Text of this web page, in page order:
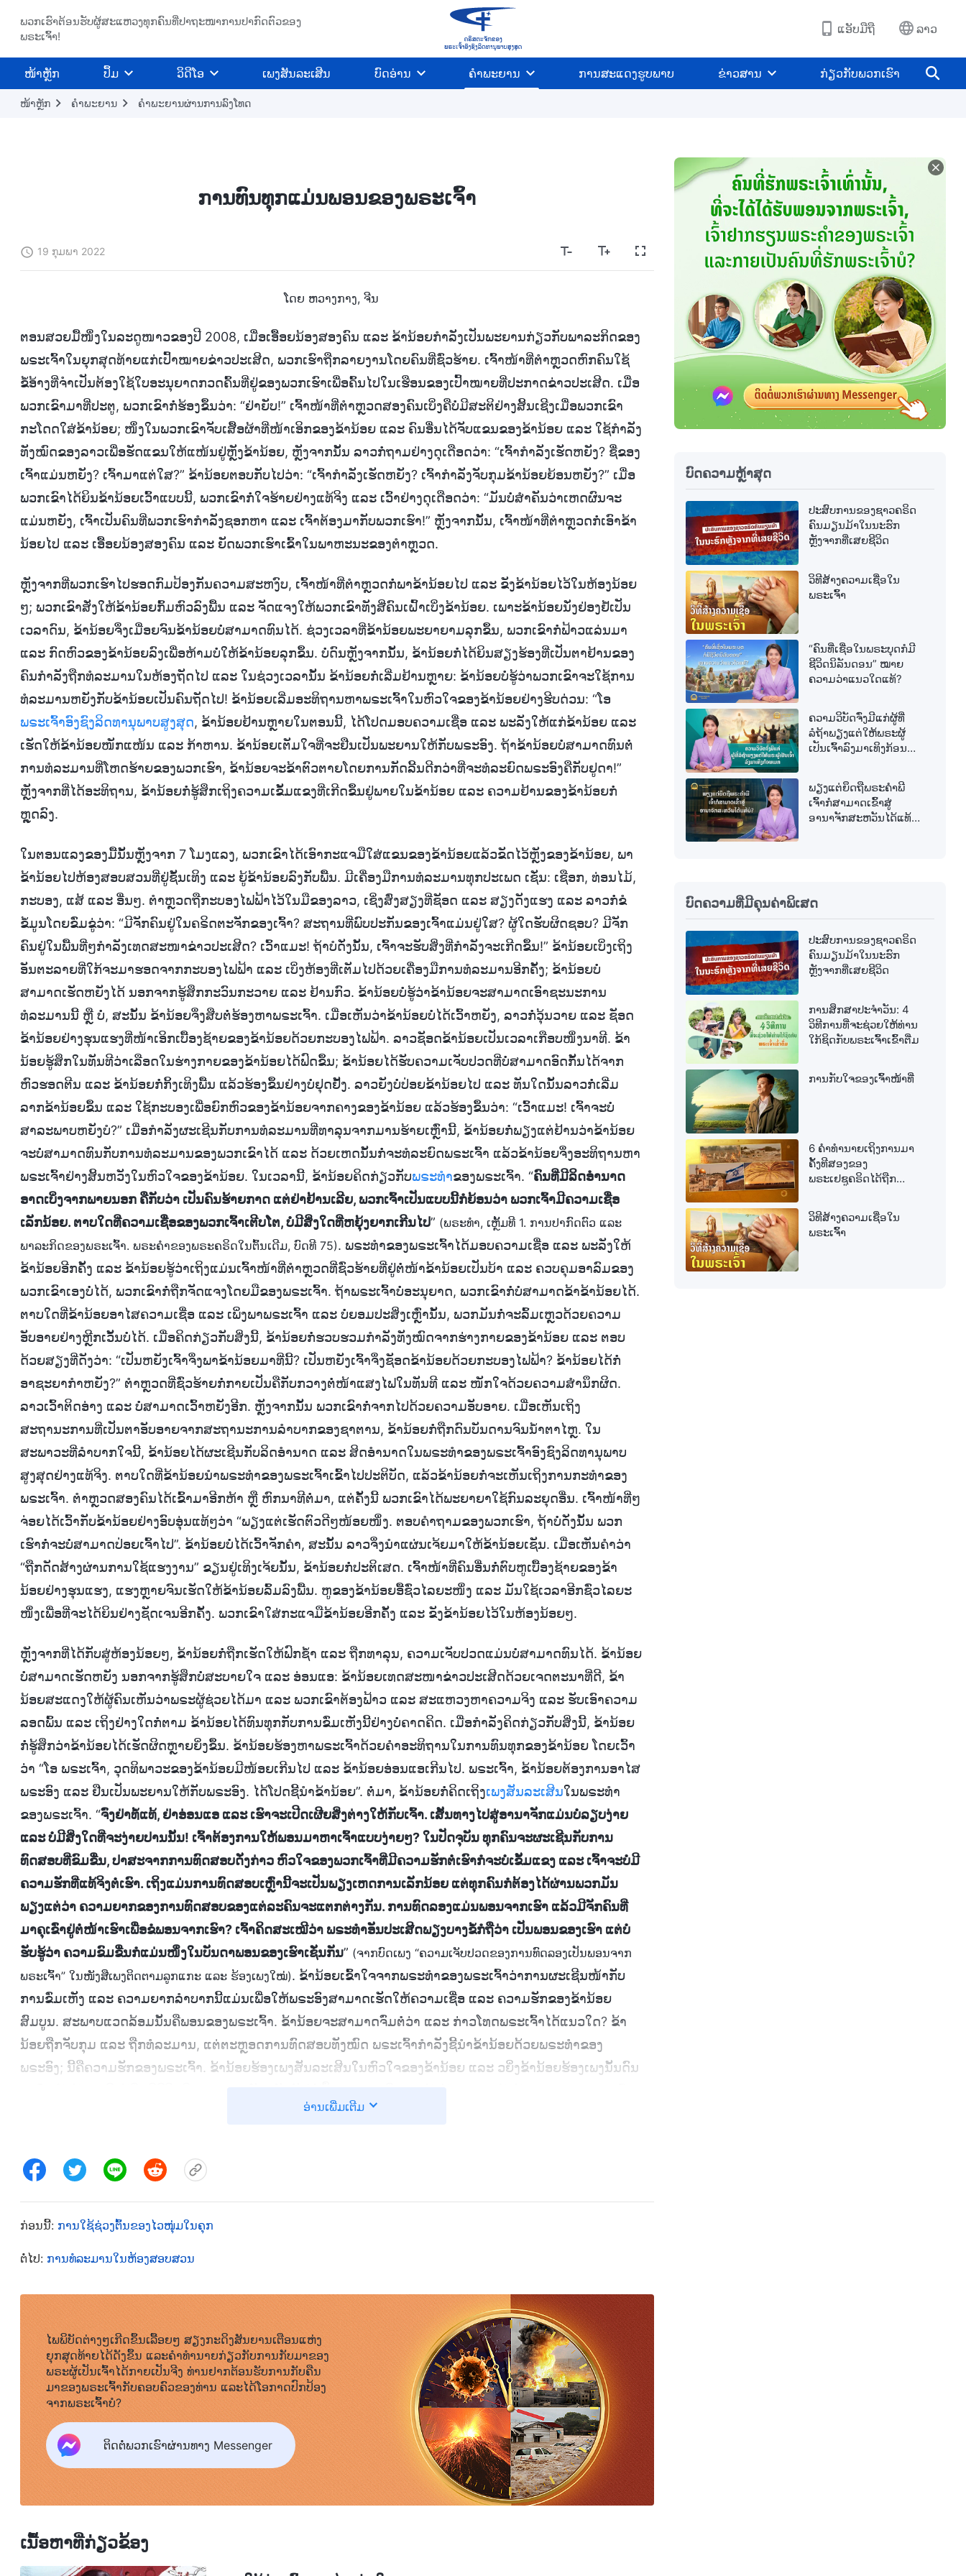
ພວກເຮົາຕ້ອນຮັບຜູ້ສະແຫວງທຸກຄົນທີ່ປາຖະໜາການປາກົດຕົວຂອງ
ພຣະເຈົ້າ!
ແອັບມືຖື ລາວ
​ໜ້າຫຼັກ ປຶ້ມ ວິ​ດີ​ໂອ ເພງສັນລະເສີນ ບົດອ່ານ ຄຳພະຍານ ການສະແດງຮູບພາບ ຂ່າວສານ ກ່ຽວກັບພວກເຮົາ
ໜ້າຫຼັກ ຄຳພະຍານ ຄໍາພະຍານຜ່ານການລົງໂທດ
ການທົນທຸກແມ່ນພອນຂອງພຣະເຈົ້າ
19 ກຸມພາ 2022
ໂດຍ ຫວາງກາງ, ຈີນ
ຕອນສວຍມື້ໜຶ່ງໃນລະດູໜາວຂອງປີ 2008, ເມື່ອເອື້ອຍນ້ອງສອງຄົນ ແລະ ຂ້ານ້ອຍກຳລັງເປັນພະຍານກ່ຽວກັບພາລະກິດຂອງ
ພຣະເຈົ້າໃນຍຸກສຸດທ້າຍແກ່ເປົ້າໝາຍຂ່າວປະເສີດ, ພວກເຮົາຖືກລາຍງານໂດຍຄົນທີ່ຊົ່ວຮ້າຍ. ເຈົ້າໜ້າທີ່ຕຳຫຼວດຫົກຄົນໃຊ້
ຂໍ້ອ້າງທີ່ຈຳເປັນຕ້ອງໃຊ້ໃບອະນຸຍາດກວດຄົ້ນທີ່ຢູ່ຂອງພວກເຮົາເພື່ອຄົ້ນໄປໃນເຮືອນຂອງເປົ້າໝາຍທີ່ປະກາດຂ່າວປະເສີດ. ເມື່ອ
ພວກເຂົາມາທີ່ປະຕູ, ພວກເຂົາກໍ່ຮ້ອງຂຶ້ນວ່າ: “ຢ່າຍັບ!” ເຈົ້າໜ້າທີ່ຕໍາຫຼວດສອງຄົນເບິ່ງຄືບໍ່ມີສະຕິຢ່າງສິ້ນເຊີງເມື່ອພວກເຂົາ
ກະໂດດໃສ່ຂ້ານ້ອຍ; ໜຶ່ງໃນພວກເຂົາຈັບເສື້ອຜ້າທີ່ໜ້າເອິກຂອງຂ້ານ້ອຍ ແລະ ຄົນອື່ນໄດ້ຈັບແຂນຂອງຂ້ານ້ອຍ ແລະ ໃຊ້ກຳລັງ
ທັງໝົດຂອງລາວເພື່ອຮັດແຂນໃຫ້ແໜ້ນຢູ່ຫຼັງຂ້ານ້ອຍ, ຫຼັງຈາກນັ້ນ ລາວກໍ່ຖາມຢ່າງດຸເດືອດວ່າ: “ເຈົ້າກຳລັງເຮັດຫຍັງ? ຊື່ຂອງ
ເຈົ້າແມ່ນຫຍັງ? ເຈົ້າມາແຕ່ໃສ?” ຂ້ານ້ອຍຕອບກັບໄປວ່າ: “ເຈົ້າກຳລັງເຮັດຫຍັງ? ເຈົ້າກຳລັງຈັບກຸມຂ້ານ້ອຍຍ້ອນຫຍັງ?” ເມື່ອ
ພວກເຂົາໄດ້ຍິນຂ້ານ້ອຍເວົ້າແບບນີ້, ພວກເຂົາກໍ່ໃຈຮ້າຍຢ່າງແທ້ຈິງ ແລະ ເວົ້າຢ່າງດຸເດືອດວ່າ: “ມັນບໍ່ສຳຄັນວ່າເຫດຜົນຈະ
ແມ່ນຫຍັງ, ເຈົ້າເປັນຄົນທີ່ພວກເຮົາກຳລັງຊອກຫາ ແລະ ເຈົ້າຕ້ອງມາກັບພວກເຮົາ!” ຫຼັງຈາກນັ້ນ, ເຈົ້າໜ້າທີ່ຕໍາຫຼວດກໍ່ເອົາຂ້າ
ນ້ອຍໄປ ແລະ ເອື້ອຍນ້ອງສອງຄົນ ແລະ ຍັດພວກເຮົາເຂົ້າໃນພາຫະນະຂອງຕໍາຫຼວດ.
ຫຼັງຈາກທີ່ພວກເຮົາໄປຮອດກົມປ້ອງກັນຄວາມສະຫງົບ, ເຈົ້າໜ້າທີ່ຕໍາຫຼວດກໍ່ພາຂ້ານ້ອຍໄປ ແລະ ຂັງຂ້ານ້ອຍໄວ້ໃນຫ້ອງນ້ອຍ
ໆ; ພວກເຂົາສັ່ງໃຫ້ຂ້ານ້ອຍກົ້ມຫົວລົງພື້ນ ແລະ ຈັດແຈງໃຫ້ພວກເຂົາທັງສີ່ຄົນເຝົ້າເບິ່ງຂ້ານ້ອຍ. ເພາະຂ້ານ້ອຍນັ່ງຢ່ອງຢໍ້ເປັນ
ເວລາດົນ, ຂ້ານ້ອຍຈຶ່ງເມື່ອຍຈົນຂ້ານ້ອຍບໍ່ສາມາດທົນໄດ້. ຊ່ວງເວລາທີ່ຂ້ານ້ອຍພະຍາຍາມລຸກຂຶ້ນ, ພວກເຂົາກໍ່ຟ້າວແລ່ນມາ
ແລະ ກົດຫົວຂອງຂ້ານ້ອຍລົງເພື່ອຫ້າມບໍ່ໃຫ້ຂ້ານ້ອຍລຸກຂຶ້ນ. ບໍ່ດົນຫຼັງຈາກນັ້ນ, ຂ້ານ້ອຍກໍ່ໄດ້ຍິນສຽງຮ້ອງທີ່ເປັນຕາຢ້ານຂອງ
ຄົນກຳລັງຖືກທໍລະມານໃນຫ້ອງຖັດໄປ ແລະ ໃນຊ່ວງເວລານັ້ນ ຂ້ານ້ອຍກໍ່ເລີ່ມຢ້ານຫຼາຍ: ຂ້ານ້ອຍບໍ່ຮູ້ວ່າພວກເຂົາຈະໃຊ້ການ
ທໍລະມານຫຍັງກັບຂ້ານ້ອຍເປັນຄົນຖັດໄປ! ຂ້ານ້ອຍເລີ່ມອະທິຖານຫາພຣະເຈົ້າໃນຫົວໃຈຂອງຂ້ານ້ອຍຢ່າງຮີບດ່ວນ: “ໂອ
ພຣະເຈົ້າອົງຊົງລິດທານຸພາບສູງສຸດ, ຂ້ານ້ອຍຢ້ານຫຼາຍໃນຕອນນີ້, ໄດ້ໂປດມອບຄວາມເຊື່ອ ແລະ ພະລັງໃຫ້ແກ່ຂ້ານ້ອຍ ແລະ
ເຮັດໃຫ້ຂ້ານ້ອຍໜັກແໜ້ນ ແລະ ກ້າຫານ. ຂ້ານ້ອຍເຕັມໃຈທີ່ຈະຢືນເປັນພະຍານໃຫ້ກັບພຣະອົງ. ຖ້າຂ້ານ້ອຍບໍ່ສາມາດທົນຕໍ່
ການທໍລະມານທີ່ໂຫດຮ້າຍຂອງພວກເຮົາ, ຂ້ານ້ອຍຈະຂ້າຕົວຕາຍໂດຍການກັດລີ້ນດີກວ່າທີ່ຈະທໍລະຍົດພຣະອົງຄືກັບຢູດາ!”
ຫຼັງຈາກທີ່ໄດ້ອະທິຖານ, ຂ້ານ້ອຍກໍ່ຮູ້ສຶກເຖິງຄວາມເຂັ້ມແຂງທີ່ເກີດຂຶ້ນຢູ່ພາຍໃນຂ້ານ້ອຍ ແລະ ຄວາມຢ້ານຂອງຂ້ານ້ອຍກໍ່
ຫຼຸດລົງ.
ໃນຕອນແລງຂອງມື້ນັ້ນຫຼັງຈາກ 7 ໂມງແລງ, ພວກເຂົາໄດ້ເອົາກະແຈມືໃສ່ແຂນຂອງຂ້ານ້ອຍແລ້ວຂັດໄວ້ຫຼັງຂອງຂ້ານ້ອຍ, ພາ
ຂ້ານ້ອຍໄປຫ້ອງສອບສວນທີ່ຢູ່ຊັ້ນເທິງ ແລະ ຍູ້ຂ້ານ້ອຍລົງກັບພື້ນ. ມີເຄື່ອງມືການທໍລະມານທຸກປະເພດ ເຊັ່ນ: ເຊືອກ, ທ່ອນໄມ້,
ກະບອງ, ແສ້ ແລະ ອື່ນໆ. ຕໍາຫຼວດຖືກະບອງໄຟຟ້າໄວ້ໃນມືຂອງລາວ, ເຊິ່ງສົ່ງສຽງທີ່ຊັອດ ແລະ ສຽງດັງແຮງ ແລະ ລາວກໍ່ຂໍ
ຂໍ້ມູນໂດຍຂົ່ມຂູ່ວ່າ: “ມີຈັກຄົນຢູ່ໃນຄຣິດຕະຈັກຂອງເຈົ້າ? ສະຖານທີ່ພົບປະກັນຂອງເຈົ້າແມ່ນຢູ່ໃສ? ຜູ້ໃດຮັບຜິດຊອບ? ມີຈັກ
ຄົນຢູ່ໃນພື້ນທີ່ໆກຳລັງເທດສະໜາຂ່າວປະເສີດ? ເວົ້າແມະ! ຖ້າບໍດັ່ງນັ້ນ, ເຈົ້າຈະຮັບສິ່ງທີ່ກຳລັງຈະເກີດຂຶ້ນ!” ຂ້ານ້ອຍເບິ່ງເຖິງ
ອັນຕະລາຍທີ່ໃກ້ຈະມາຮອດຈາກກະບອງໄຟຟ້າ ແລະ ເບິ່ງຫ້ອງທີ່ເຕັມໄປດ້ວຍເຄື່ອງມືການທໍລະມານອີກຄັ້ງ; ຂ້ານ້ອຍບໍ່
ສາມາດເຮັດຫຍັງໄດ້ ນອກຈາກຮູ້ສຶກກະວົນກະວາຍ ແລະ ຢ້ານກົວ. ຂ້ານ້ອຍບໍ່ຮູ້ວ່າຂ້ານ້ອຍຈະສາມາດເອົາຊະນະການ
ທໍລະມານນີ້ ຫຼື ບໍ່, ສະນັ້ນ ຂ້ານ້ອຍຈຶ່ງສືບຕໍ່ຮ້ອງຫາພຣະເຈົ້າ. ເມື່ອເຫັນວ່າຂ້ານ້ອຍບໍ່ໄດ້ເວົ້າຫຍັງ, ລາວກໍ່ວຸ້ນວາຍ ແລະ ຊັອດ
ຂ້ານ້ອຍຢ່າງຮຸນແຮງທີ່ໜ້າເອິກເບື້ອງຊ້າຍຂອງຂ້ານ້ອຍດ້ວຍກະບອງໄຟຟ້າ. ລາວຊັອດຂ້ານ້ອຍເປັນເວລາເກືອບໜຶ່ງນາທີ. ຂ້າ
ນ້ອຍຮູ້ສຶກໃນທັນທີວ່າເລືອດໃນຮ່າງກາຍຂອງຂ້ານ້ອຍໄດ້ຟົດຂຶ້ນ; ຂ້ານ້ອຍໄດ້ຮັບຄວາມເຈັບປວດທີ່ບໍ່ສາມາດອົດກັ້ນໄດ້ຈາກ
ຫົວຮອດຕີນ ແລະ ຂ້ານ້ອຍກໍ່ກິ້ງເທິງພື້ນ ແລ້ວຮ້ອງຂຶ້ນຢ່າງບໍ່ຢຸດຢັ້ງ. ລາວຍັງບໍ່ປ່ອຍຂ້ານ້ອຍໄປ ແລະ ທັນໃດນັ້ນລາວກໍ່ເລີ່ມ
ລາກຂ້ານ້ອຍຂຶ້ນ ແລະ ໃຊ້ກະບອງເພື່ອຍົກຫົວຂອງຂ້ານ້ອຍຈາກຄາງຂອງຂ້ານ້ອຍ ແລ້ວຮ້ອງຂຶ້ນວ່າ: “ເວົ້າແມະ! ເຈົ້າຈະບໍ່
ສາລະພາບຫຍັງບໍ?” ເມື່ອກຳລັງຜະເຊີນກັບການທໍລະມານທີ່ທາລຸນຈາກມານຮ້າຍເຫຼົ່ານີ້, ຂ້ານ້ອຍກໍ່ພຽງແຕ່ຢ້ານວ່າຂ້ານ້ອຍ
ຈະບໍ່ສາມາດທົນກັບການທໍລະມານຂອງພວກເຂົາໄດ້ ແລະ ດ້ວຍເຫດນັ້ນກໍ່ຈະທໍລະຍົດພຣະເຈົ້າ ແລ້ວຂ້ານ້ອຍຈຶ່ງອະທິຖານຫາ
ພຣະເຈົ້າຢ່າງສິ້ນຫວັງໃນຫົວໃຈຂອງຂ້ານ້ອຍ. ໃນເວລານີ້, ຂ້ານ້ອຍຄິດກ່ຽວກັບພຣະທຳຂອງພຣະເຈົ້າ. “ຄົນທີ່ມີລິດອຳນາດ
ອາດເບິ່ງຈາກພາຍນອກ ຄືກັບວ່າ ເປັນຄົນຮ້າຍກາດ ແຕ່ຢ່າຢ້ານເລີຍ, ພວກເຈົ້າເປັນແບບນີ້ກໍຍ້ອນວ່າ ພວກເຈົ້າມີຄວາມເຊື່ອ
ເລັກນ້ອຍ. ຕາບໃດທີ່ຄວາມເຊື່ອຂອງພວກເຈົ້າເຕີບໂຕ, ບໍ່ມີສິ່ງໃດທີ່ຫຍຸ້ງຍາກເກີນໄປ” (ພຣະທຳ, ເຫຼັ້ມທີ 1. ການປາກົດຕົວ ແລະ
ພາລະກິດຂອງພຣະເຈົ້າ. ພຣະຄຳຂອງພຣະຄຣິດໃນຕົ້ນເດີມ, ບົດທີ 75). ພຣະທຳຂອງພຣະເຈົ້າໄດ້ມອບຄວາມເຊື່ອ ແລະ ພະລັງໃຫ້
ຂ້ານ້ອຍອີກຄັ້ງ ແລະ ຂ້ານ້ອຍຮູ້ວ່າເຖິງແມ່ນເຈົ້າໜ້າທີ່ຕໍາຫຼວດທີ່ຊົ່ວຮ້າຍທີ່ຢູ່ຕໍ່ໜ້າຂ້ານ້ອຍເປັນບ້າ ແລະ ຄວບຄຸມອາລົມຂອງ
ພວກເຂົາເອງບໍ່ໄດ້, ພວກເຂົາກໍ່ຖືກຈັດແຈງໂດຍມືຂອງພຣະເຈົ້າ. ຖ້າພຣະເຈົ້າບໍ່ອະນຸຍາດ, ພວກເຂົາກໍ່ບໍ່ສາມາດຂ້າຂ້ານ້ອຍໄດ້.
ຕາບໃດທີ່ຂ້ານ້ອຍອາໄສຄວາມເຊື່ອ ແລະ ເພິ່ງພາພຣະເຈົ້າ ແລະ ບໍ່ຍອມປະສິ່ງເຫຼົ່ານັ້ນ, ພວກມັນກໍ່ຈະລົ້ມເຫຼວດ້ວຍຄວາມ
ອັບອາຍຢ່າງຫຼີກເວັ້ນບໍ່ໄດ້. ເມື່ອຄິດກ່ຽວກັບສິ່ງນີ້, ຂ້ານ້ອຍກໍ່ຮວບຮວມກຳລັງທັງໝົດຈາກຮ່າງກາຍຂອງຂ້ານ້ອຍ ແລະ ຕອບ
ດ້ວຍສຽງທີ່ດັງວ່າ: “ເປັນຫຍັງເຈົ້າຈຶ່ງພາຂ້ານ້ອຍມາທີ່ນີ້? ເປັນຫຍັງເຈົ້າຈຶ່ງຊັອດຂ້ານ້ອຍດ້ວຍກະບອງໄຟຟ້າ? ຂ້ານ້ອຍໄດ້ກໍ່
ອາຊະຍາກຳຫຍັງ?” ຕໍາຫຼວດທີ່ຊົ່ວຮ້າຍກໍ່ກາຍເປັນຄືກັບກວາງຕໍ່ໜ້າແສງໄຟໃນທັນທີ ແລະ ໜັກໃຈດ້ວຍຄວາມສຳນຶກຜິດ.
ລາວເວົ້າຕິດອ່າງ ແລະ ບໍ່ສາມາດເວົ້າຫຍັງອີກ. ຫຼັງຈາກນັ້ນ ພວກເຂົາກໍ່ຈາກໄປດ້ວຍຄວາມອັບອາຍ. ເມື່ອເຫັນເຖິງ
ສະຖານະການທີ່ເປັນຕາອັບອາຍຈາກສະຖານະການລຳບາກຂອງຊາຕານ, ຂ້ານ້ອຍກໍ່ຖືກດົນບັນດານຈົນນໍ້າຕາໄຫຼ. ໃນ
ສະພາວະທີ່ລຳບາກໃຈນີ້, ຂ້ານ້ອຍໄດ້ຜະເຊີນກັບລິດອຳນາດ ແລະ ສິດອຳນາດໃນພຣະທຳຂອງພຣະເຈົ້າອົງຊົງລິດທານຸພາບ
ສູງສຸດຢ່າງແທ້ຈິງ. ຕາບໃດທີ່ຂ້ານ້ອຍນໍາພຣະທຳຂອງພຣະເຈົ້າເຂົ້າໄປປະຕິບັດ, ແລ້ວຂ້ານ້ອຍກໍ່ຈະເຫັນເຖິງການກະທຳຂອງ
ພຣະເຈົ້າ. ຕໍາຫຼວດສອງຄົນໄດ້ເຂົ້າມາອີກຫ້າ ຫຼື ຫົກນາທີຕໍ່ມາ, ແຕ່ຄັ້ງນີ້ ພວກເຂົາໄດ້ພະຍາຍາໃຊ້ກົນລະຍຸດອື່ນ. ເຈົ້າໜ້າທີ່ໆ
ຈ່ອຍໄດ້ເວົ້າກັບຂ້ານ້ອຍຢ່າງອົບອຸ່ນແທ້ໆວ່າ “ພຽງແຕ່ເຮັດຕົວດີໆໜ້ອຍໜຶ່ງ. ຕອບຄຳຖາມຂອງພວກເຮົາ, ຖ້າບໍ່ດັ່ງນັ້ນ ພວກ
ເຮົາກໍ່ຈະບໍ່ສາມາດປ່ອຍເຈົ້າໄປ”. ຂ້ານ້ອຍບໍ່ໄດ້ເວົ້າຈັກຄຳ, ສະນັ້ນ ລາວຈຶ່ງນໍາແຜ່ນເຈ້ຍມາໃຫ້ຂ້ານ້ອຍເຊັນ. ເມື່ອເຫັນຄຳວ່າ
“ຖືກດັດສ້າງຜ່ານການໃຊ້ແຮງງານ” ຂຽນຢູ່ເທິງເຈ້ຍນັ້ນ, ຂ້ານ້ອຍກໍ່ປະຕິເສດ. ເຈົ້າໜ້າທີ່ຄົນອື່ນກໍ່ຕົບຫູເບື້ອງຊ້າຍຂອງຂ້າ
ນ້ອຍຢ່າງຮຸນແຮງ, ແຮງຫຼາຍຈົນເຮັດໃຫ້ຂ້ານ້ອຍລົ້ມລົງພື້ນ. ຫູຂອງຂ້ານ້ອຍອື້ຊົ່ວໄລຍະໜຶ່ງ ແລະ ມັນໃຊ້ເວລາອີກຊົ່ວໄລຍະ
ໜຶ່ງເພື່ອທີ່ຈະໄດ້ຍິນຢ່າງຊັດເຈນອີກຄັ້ງ. ພວກເຂົາໃສ່ກະແຈມືຂ້ານ້ອຍອີກຄັ້ງ ແລະ ຂັງຂ້ານ້ອຍໄວ້ໃນຫ້ອງນ້ອຍໆ.
ຫຼັງຈາກທີ່ໄດ້ກັບສູ່ຫ້ອງນ້ອຍໆ, ຂ້ານ້ອຍກໍ່ຖືກເຮັດໃຫ້ຟົກຊ້ຳ ແລະ ຖືກທາລຸນ, ຄວາມເຈັບປວດແມ່ນບໍ່ສາມາດທົນໄດ້. ຂ້ານ້ອຍ
ບໍ່ສາມາດເຮັດຫຍັງ ນອກຈາກຮູ້ສຶກບໍ່ສະບາຍໃຈ ແລະ ອ່ອນແອ: ຂ້ານ້ອຍເທດສະໜາຂ່າວປະເສີດດ້ວຍເຈດຕະນາທີ່ດີ, ຂ້າ
ນ້ອຍສະແດງໃຫ້ຜູ້ຄົນເຫັນວ່າພຣະຜູ້ຊ່ວຍໄດ້ມາ ແລະ ພວກເຂົາຕ້ອງຟ້າວ ແລະ ສະແຫວງຫາຄວາມຈິງ ແລະ ຮັບເອົາຄວາມ
ລອດພົ້ນ ແລະ ເຖິງຢ່າງໃດກໍ່ຕາມ ຂ້ານ້ອຍໄດ້ທົນທຸກກັບການຂົ່ມເຫັງນີ້ຢ່າງບໍ່ຄາດຄິດ. ເມື່ອກຳລັງຄິດກ່ຽວກັບສິ່ງນີ້, ຂ້ານ້ອຍ
ກໍ່ຮູ້ສຶກວ່າຂ້ານ້ອຍໄດ້ເຮັດຜິດຫຼາຍຍິ່ງຂຶ້ນ. ຂ້ານ້ອຍຮ້ອງຫາພຣະເຈົ້າດ້ວຍຄຳອະທິຖານໃນການທົນທຸກຂອງຂ້ານ້ອຍ ໂດຍເວົ້າ
ວ່າ “ໂອ ພຣະເຈົ້າ, ວຸດທິພາວະຂອງຂ້ານ້ອຍມີໜ້ອຍເກີນໄປ ແລະ ຂ້ານ້ອຍອ່ອນແອເກີນໄປ. ພຣະເຈົ້າ, ຂ້ານ້ອຍຕ້ອງການອາໄສ
ພຣະອົງ ແລະ ຢືນເປັນພະຍານໃຫ້ກັບພຣະອົງ. ໄດ້ໂປດຊີ້ນໍາຂ້ານ້ອຍ”. ຕໍ່ມາ, ຂ້ານ້ອຍກໍ່ຄິດເຖິງເພງສັນລະເສີນໃນພຣະທຳ
ຂອງພຣະເຈົ້າ. “ຈົ່ງຢ່າທໍ້ແທ້, ຢ່າອ່ອນແອ ແລະ ເຮົາຈະເປີດເຜີຍສິ່ງຕ່າງໃຫ້ກັບເຈົ້າ. ເສັ້ນທາງໄປສູ່ອານາຈັກແມ່ນບໍ່ລຽບງ່າຍ
ແລະ ບໍ່ມີສິ່ງໃດທີ່ຈະງ່າຍປານນັ້ນ! ເຈົ້າຕ້ອງການໃຫ້ພອນມາຫາເຈົ້າແບບງ່າຍໆ? ໃນປັດຈຸບັນ ທຸກຄົນຈະຜະເຊີນກັບການ
ທົດສອບທີ່ຂົມຂື່ນ, ປາສະຈາກການທົດສອບດັ່ງກ່າວ ຫົວໃຈຂອງພວກເຈົ້າທີ່ມີຄວາມຮັກຕໍ່ເຮົາກໍຈະບໍ່ເຂັ້ມແຂງ ແລະ ເຈົ້າຈະບໍ່ມີ
ຄວາມຮັກທີ່ແທ້ຈິງຕໍ່ເຮົາ. ເຖິງແມ່ນການທົດສອບເຫຼົ່ານີ້ຈະເປັນພຽງເຫດການເລັກນ້ອຍ ແຕ່ທຸກຄົນກໍຕ້ອງໄດ້ຜ່ານພວກມັນ
ພຽງແຕ່ວ່າ ຄວາມຍາກຂອງການທົດສອບຂອງແຕ່ລະຄົນຈະແຕກຕ່າງກັນ. ການທົດລອງແມ່ນພອນຈາກເຮົາ ແລ້ວມີຈັກຄົນທີ່
ມາຄຸເຂົ່າຢູ່ຕໍ່ໜ້າເຮົາເພື່ອຂໍພອນຈາກເຮົາ? ເຈົ້າຄິດສະເໝີວ່າ ພຣະທໍາອັນປະເສີດພຽງບາງຂໍ້ກໍຖືວ່າ ເປັນພອນຂອງເຮົາ ແຕ່ບໍ່
ຮັບຮູ້ວ່າ ຄວາມຂົມຂື່ນກໍແມ່ນໜຶ່ງໃນບັນດາພອນຂອງເຮົາເຊັ່ນກັນ” (ຈາກບົດເພງ “ຄວາມເຈັບປວດຂອງການທົດລອງເປັນພອນຈາກ
ພຣະເຈົ້າ” ໃນໜັງສືເພງຕິດຕາມລູກແກະ ແລະ ຮ້ອງເພງໃໝ່). ຂ້ານ້ອຍເຂົ້າໃຈຈາກພຣະທຳຂອງພຣະເຈົ້າວ່າການຜະເຊີນໜ້າກັບ
ການຂົ່ມເຫັງ ແລະ ຄວາມຍາກລຳບາກນີ້ແມ່ນເພື່ອໃຫ້ພຣະອົງສາມາດເຮັດໃຫ້ຄວາມເຊື່ອ ແລະ ຄວາມຮັກຂອງຂ້ານ້ອຍ
ສົມບູນ. ສະພາບແວດລ້ອມນັ້ນຄືພອນຂອງພຣະເຈົ້າ. ຂ້ານ້ອຍຈະສາມາດຈົ່ມຕໍ່ວ່າ ແລະ ກ່າວໂທດພຣະເຈົ້າໄດ້ແນວໃດ? ຂ້າ
ນ້ອຍຖືກຈັບກຸມ ແລະ ຖືກທໍລະມານ, ແຕ່ຕະຫຼອດການທົດສອບທັງໝົດ ພຣະເຈົ້າກຳລັງຊີ້ນໍາຂ້ານ້ອຍດ້ວຍພຣະທຳຂອງ
ພຣະອົງ; ນີ້ຄືຄວາມຮັກຂອງພຣະເຈົ້າ. ຂ້ານ້ອຍຮ້ອງເພງສັນລະເສີນໃນຫົວໃຈຂອງຂ້ານ້ອຍ ແລະ ວຍິ່ງຂ້ານ້ອຍຮ້ອງເພງນັ້ນດົນ
ວ່າ: “ພຣະເຈົ້າ, ບໍ່ວ່າຕໍາຫຼວດຈະທໍລະມານຂ້ານ້ອຍແນວໃດກໍ່ຕາມ, ຂ້ານ້ອຍກໍ່ປາຖະໜາທີ່ຈະຢືນເປັນພະຍານ ແລະ ບໍ່
ທີ່ເຮືອນກັກຂັງ, ເຈົ້າໜ້າທີ່ຕໍາຫຼວດໄດ້ສືບຕໍ່ໃຊ້ວິທີການທໍລະມານທຸກຮູບແບບໃສ່ຂ້ານ້ອຍ ແລະ ກະຕຸ້ນໃຫ້ນັກໂທດຕີຂ້ານ້ອຍຢູ່
ເລື້ອຍໆ. ໃນຍາມໜາວທີ່ເຢືອກເຢັນຂອງລະດູໜາວ, ພວກເຂົາສັ່ງໃຫ້ນັກໂທດເທຄຸນໍ້າເຢັນໃສ່ຂ້ານ້ອຍ ແລະ ບັງຄັບໃຫ້ຂ້ານ້ອຍ
ອາບນໍ້າເຢັນ. ຂ້ານ້ອຍສັ່ນໜາວດ້ວຍຄວາມໜາວແຕ່ຫົວຮອດຕີນ. ເມື່ອໜາວສັ່ນ ແລະ ເຫື່ອແຕກ, ຫົວໃຈຂອງຂ້ານ້ອຍກໍ່
ຈີນ ແລະ ບໍ່ມີສິດທາງກົດໝາຍໃດເລີຍ. ພວກເຂົາບໍ່ມີທາງເລືອກອື່ນ ນອກຈາກອົດທົນກັບການຖືກກົດຂີ່ ແລະ ຖືກເອົາປຽບຄືກັບ
ຂ້າທາດ. ໃນລະຫວ່າງມື້, ຜູ້ຄຸມນັກໂທດໄດ້ບັງຄັບໃຫ້ຂ້ານ້ອຍພິມເງິນເປັນເຈ້ຍເພື່ອໃຊ້ເປັນສິ່ງເຜົາບູຊາໃຫ້ແກ່ຄົນທີ່ຕາຍແລ້ວ.
ໃນຕອນທຳອິດ, ພວກເຂົາຕັ້ງກົດລະບຽບວ່າຂ້ານ້ອຍຕ້ອງພິມເຈ້ຍ 1.000 ໃບຕໍ່ມື້, ຫຼັງຈາກນັ້ນ ພວກເຂົາກໍ່ເພີ່ມຂຶ້ນເປັນ 1.800
ໃບຕໍ່ມື້ ແລະ ໃນທີ່ສຸດກໍ່ເປັນ 3.000 ໃບ. ຈຳນວນນີ້ແມ່ນເປັນໄປບໍ່ໄດ້ທີ່ຄົນທີ່ມີປະສົບການຈະເຮັດໃຫ້ສຳເລັດໄດ້, ແຮງໄກທີ່ຄົນ
ທີ່ບໍ່ມີປະສົບການຄືກັບຂ້ານ້ອຍຈະເຮັດໄດ້. ໃນຄວາມເປັນຈິງແລ້ວ, ພວກເຂົາຕັ້ງໃຈເຮັດແບບນັ້ນເພື່ອວ່າຂ້ານ້ອຍຈະບໍ່ສາມາດ
ເຮັດໃຫ້ມັນສຳເລັດໄດ້ໝົດ ແລ້ວພວກເຂົາຈະສາມາດມີຂໍ້ອ້າງທີ່ຈະທໍລະມານ ແລະ ທຳລາຍຂ້ານ້ອຍ. ຕາບໃດທີ່ຂ້ານ້ອຍບໍ່
ສາມາດບັນລຸຕາມໂກຕ້າ, ເຈົ້າໜ້າທີ່ຕໍາຫຼວດທີ່ຊົ່ວຮ້າຍຈະໃສ່ເຄື່ອງພັນທະນາການອ້ອມຂາຂອງຂ້ານ້ອຍ ເຊິ່ງມີນຳ້ໜັກຫຼາຍ
ກວ່າ 5 ກກ ແລະ ພວກເຂົາຈະມັດມື ແລະ ຕີນຂອງຂ້ານ້ອຍເຂົ້າກັນດ້ວຍໂສ້ລ່າມ. ສິ່ງທີ່ຂ້ານ້ອຍສາມາດເຮັດໄດ້ມີພຽງແຕ່ນັ່ງຢູ່
ທີ່ນັ້ນ, ກົ້ມຫົວຂອງຂ້ານ້ອຍ ແລະ ຂົດຫຼັງຂອງຂ້ານ້ອຍ, ບໍ່ສາມາດເໜັງຕີງໄດ້. ສິ່ງທີ່ເປັນຕາລັງກຽດກວ່ານັ້ນກໍ່ຄືເຈົ້າໜ້າທີ່ຕໍາ
ຫຼວດທີ່ໄຮ້ມະນຸດສະທຳ ແລະ ບໍ່ມີຄວາມຮູ້ສຶກເຫຼົ່ານີ້ບໍ່ໄດ້ຖາມ ຫຼື ສົນໃຈກ່ຽວກັບຄວາມຈຳເປັນພື້ນຖານຂອງຂ້ານ້ອຍເລີຍ.
ເຖິງແມ່ນວ່າມີຫ້ອງນໍ້າໃນຫ້ອງຂັງ, ຂ້ານ້ອຍກໍ່ຍັງບໍ່ສາມາດຍ່າງໄປ ແລະ ໃຊ້ມັນໄດ້ຢ່າງສົມບູນ; ຂ້ານ້ອຍພຽງແຕ່ຂໍໃຫ້ເພື່ອນ
ຖ້າບໍ່ມີຜູ້ໃດຊ່ວຍຂ້ານ້ອຍໄດ້, ແລ້ວຂ້ານ້ອຍກໍ່ຈະບໍ່ມີທາງເລືອກອື່ນ ນອກຈາກກັ້ນເອົາໄວ້. ເວລາທີ່ເຈັບປວດທີ່ສຸດແມ່ນເວລາຮັບ
ປະທານອາຫານ, ເພາະມື ແລະ ຕີນຂອງຂ້ານ້ອຍຖືກໃສ່ກະແຈມືເຂົ້າໃສ່ກັນ. ຂ້ານ້ອຍພຽງແຕ່ສາມາດກົ້ມຫົວຂອງຂ້ານ້ອຍ
ອ່ານເພີ່ມເຕີມ
ກ່ອນນີ້: ການໃຊ້ຊ່ວງຕົ້ນຂອງໄວໜຸ່ມໃນຄຸກ
ຕໍ່ໄປ: ການທໍລະມານໃນຫ້ອງສອບສວນ
ໄພພິບັດຕ່າງໆເກີດຂຶ້ນເລື້ອຍໆ ສຽງກະດິງສັນຍານເຕືອນແຫ່ງ
ຍຸກສຸດທ້າຍໄດ້ດັງຂຶ້ນ ແລະຄໍາທໍານາຍກ່ຽວກັບການກັບມາຂອງ
ພຣະຜູ້ເປັນເຈົ້າໄດ້ກາຍເປັນຈີງ ທ່ານຢາກຕ້ອນຮັບການກັບຄືນ
ມາຂອງພຣະເຈົ້າກັບຄອບຄົວຂອງທ່ານ ແລະໄດ້ໂອກາດປົກປ້ອງ
ຈາກພຣະເຈົ້າບໍ?
ຕິດຕໍ່ພວກເຮົາຜ່ານທາງ Messenger
ເນື້ອຫາທີ່ກ່ຽວຂ້ອງ
ບົດຄວາມຫຼ້າສຸດ
ປະສົບການຂອງຊາວຄຣິດ
ຄົນມຽນມ້າໃນນະຮົກ
ຫຼັງຈາກທີ່ເສຍຊີວິດ
ວິທີສ້າງຄວາມເຊື່ອໃນ
ພຣະເຈົ້າ
“ຄົນທີ່ເຊື່ອໃນພຣະບຸດກໍມີ
ຊີວິດນິລັນດອນ” ໝາຍ
ຄວາມວ່າແນວໃດແທ້?
ຄວາມວິບັດຈົ່ງມີແກ່ຜູ້ທີ່
ລໍຖ້າພຽງແຕ່ໃຫ້ພຣະຜູ້
ເປັນເຈົ້າລົງມາເທິງກ້ອນ
ພຽງແຕ່ຍຶດຖືພຣະຄຳພີ
ເຈົ້າກໍສາມາດເຂົ້າສູ່
ອານາຈັກສະຫວັນໄດ້ແທ້
ບົດຄວາມທີ່ມີຄຸນຄ່າພິເສດ
ປະສົບການຂອງຊາວຄຣິດ
ຄົນມຽນມ້າໃນນະຮົກ
ຫຼັງຈາກທີ່ເສຍຊີວິດ
ການສຶກສາປະຈໍາວັນ: 4
ວິທີການທີ່ຈະຊ່ວຍໃຫ້ທ່ານ
ໃກ້ຊິດກັບພຣະເຈົ້າເຂົ້າຕື່ມ
ການກັບໃຈຂອງເຈົ້າໜ້າທີ່
6 ຄຳທຳນາຍເຖິງການມາ
ຄັ້ງທີສອງຂອງ
ພຣະເຢຊູຄຣິດໄດ້ຖືກ
ວິທີສ້າງຄວາມເຊື່ອໃນ
ພຣະເຈົ້າ